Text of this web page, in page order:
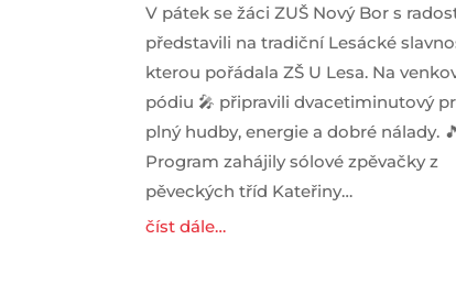
V pátek se žáci ZUŠ Nový Bor s
představili na tradiční Lesácké
kterou pořádala ZŠ U Lesa. Na
pódiu 🎤 připravili dvacetiminutový
plný hudby, energie a dobré nálady. 🎵
Program zahájily sólové zpěvačky z
pěveckých tříd Kateřiny…
číst dále…